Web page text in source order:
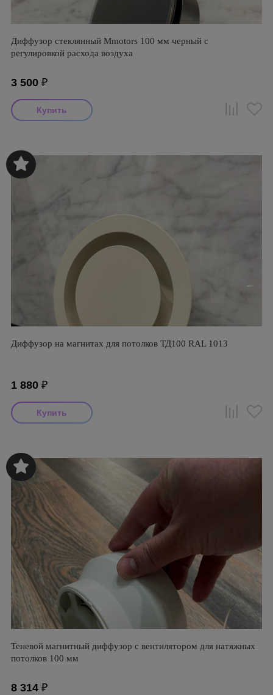
Диффузор стеклянный Mmotors 100 мм черный с
регулировкой расхода воздуха
3 500 ₽
Диффузор на магнитах для потолков ТД100 RAL 1013
1 880 ₽
Теневой магнитный диффузор с вентилятором для натяжных
потолков 100 мм
8 314 ₽